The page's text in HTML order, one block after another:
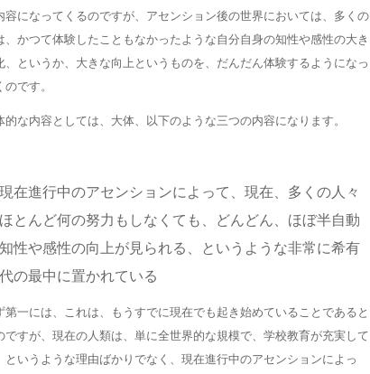
容になってくるのですが、アセンション後の世界においては、多くの
、かつて体験したこともなかったような自分自身の知性や感性の大き
、というか、大きな向上というものを、だんだん体験するようになっ
です。
な内容としては、大体、以下のような三つの内容になります。
在進行中のアセンションによって、現在、多くの人々
とんど何の努力もしなくても、どんどん、ほぼ半自動
性や感性の向上が見られる、というような非常に希有
の最中に置かれている
一には、これは、もうすでに現在でも起き始めていることであると
ですが、現在の人類は、単に全世界的な規模で、学校教育が充実して
というような理由ばかりでなく、現在進行中のアセンションによっ